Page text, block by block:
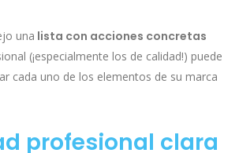
una lista con acciones concretas
(¡especialmente los de calidad!) puede
cada uno de los elementos de su marca
profesional clara